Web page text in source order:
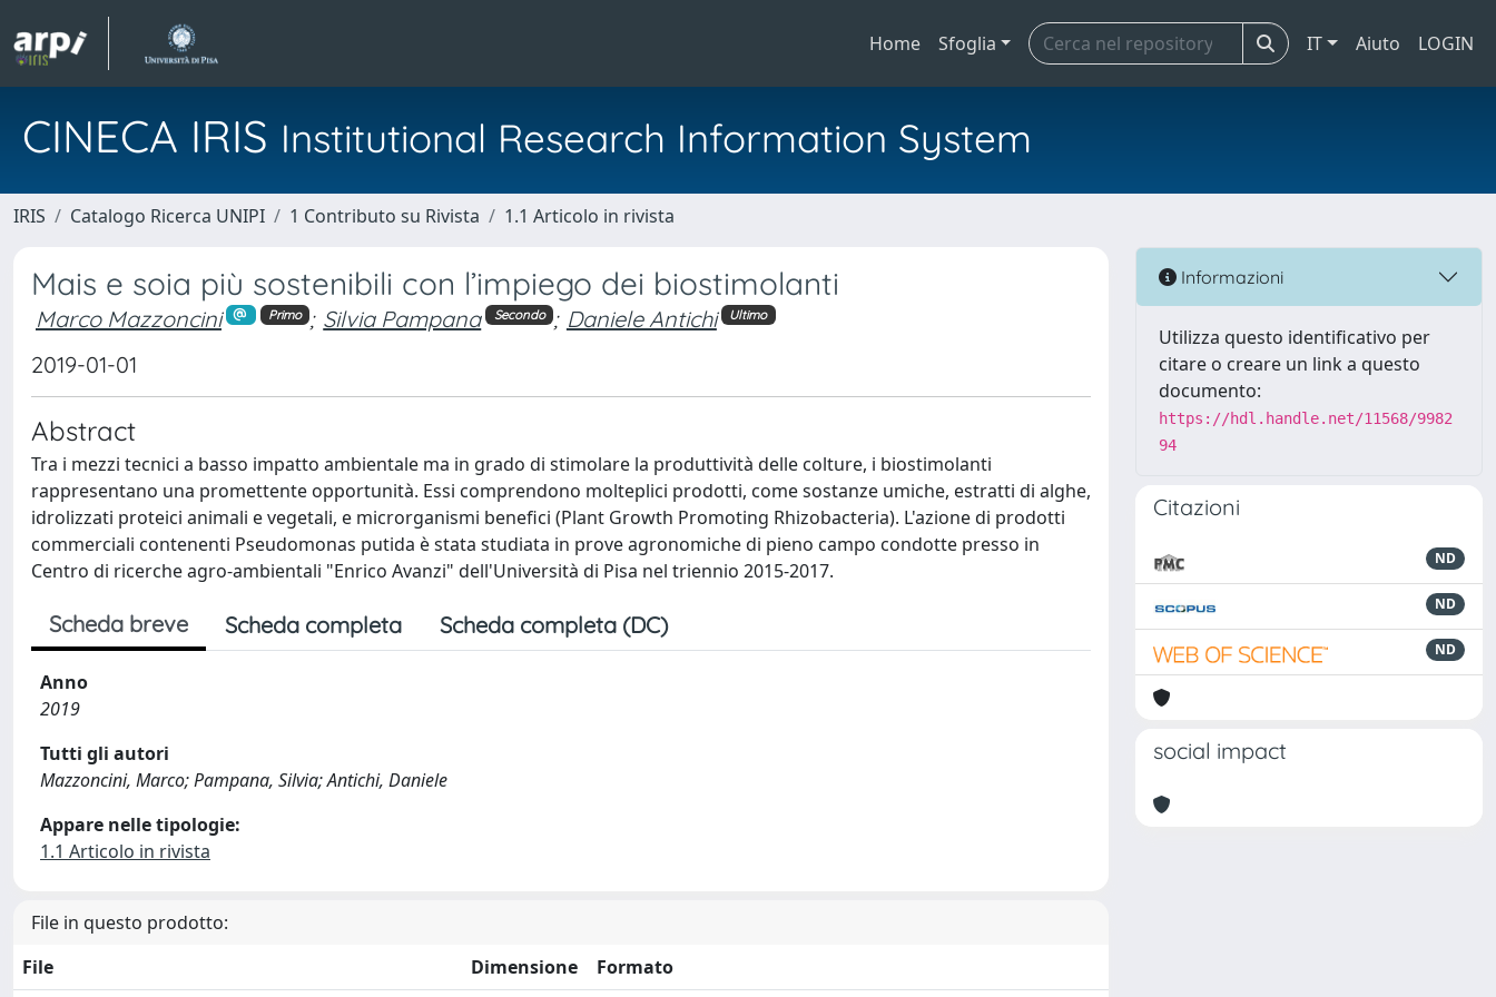
Home Sfoglia IT Aiuto LOGIN
CINECA IRIS Institutional Research Information System
IRIS Catalogo Ricerca UNIPI 1 Contributo su Rivista 1.1 Articolo in rivista
Mais e soia più sostenibili con l’impiego dei biostimolanti
Marco Mazzoncini Primo ; Silvia Pampana Secondo ; Daniele Antichi Ultimo
2019-01-01
Abstract
Tra i mezzi tecnici a basso impatto ambientale ma in grado di stimolare la produttività delle colture, i biostimolanti
rappresentano una promettente opportunità. Essi comprendono molteplici prodotti, come sostanze umiche, estratti di alghe,
idrolizzati proteici animali e vegetali, e microrganismi benefici (Plant Growth Promoting Rhizobacteria). L'azione di prodotti
commerciali contenenti Pseudomonas putida è stata studiata in prove agronomiche di pieno campo condotte presso in
Centro di ricerche agro-ambientali "Enrico Avanzi" dell'Università di Pisa nel triennio 2015-2017.
Scheda breve Scheda completa Scheda completa (DC)
Anno
2019
Tutti gli autori
Mazzoncini, Marco; Pampana, Silvia; Antichi, Daniele
Appare nelle tipologie:
1.1 Articolo in rivista
File in questo prodotto:
File
Dimensione Formato
Informazioni
Utilizza questo identificativo per
citare o creare un link a questo
documento:
https://hdl.handle.net/11568/9982
94
Citazioni
ND
ND
ND
social impact